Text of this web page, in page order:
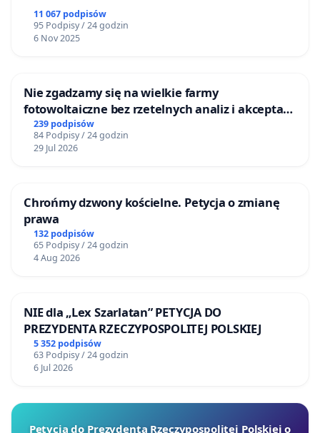
coraz bardziej widocznych negatywnych skutkach
ubocznych. Przybywa nam ciągle relacji
Prof. Peter Schirmacher, Dyrektor Instytutu
Patologii na Uniwersytecie w Heidelbergu
stwierdza: „Liczba śmiertelnych następstw
szczepień jest niedoszacowana
władze robią wszystko, aby przemilczeć
napływające do nas zatrważające informacje, coraz
więcej takich relacji przedostaje się już nawet do
mediów głównego nurtu. Wielebni Kapłani, czyżby
intepretować Waszą zgodę na organizowanie
punktów szczepień przy kościołach i w naszych
parafiach?
trzy fundamentalne błędy, a raczej trzy
11 067 podpisów
95 Podpisy / 24 godzin
6 Nov 2025
Nie zgadzamy się na wielkie farmy
fotowoltaiczne bez rzetelnych analiz i akceptacji
mieszkańców
239 podpisów
84 Podpisy / 24 godzin
29 Jul 2026
Chrońmy dzwony kościelne. Petycja o zmianę
prawa
132 podpisów
65 Podpisy / 24 godzin
4 Aug 2026
NIE dla „Lex Szarlatan” PETYCJA DO
PREZYDENTA RZECZYPOSPOLITEJ POLSKIEJ
5 352 podpisów
63 Podpisy / 24 godzin
6 Jul 2026
Petycja do Prezydenta Rzeczypospolitej Polskiej o